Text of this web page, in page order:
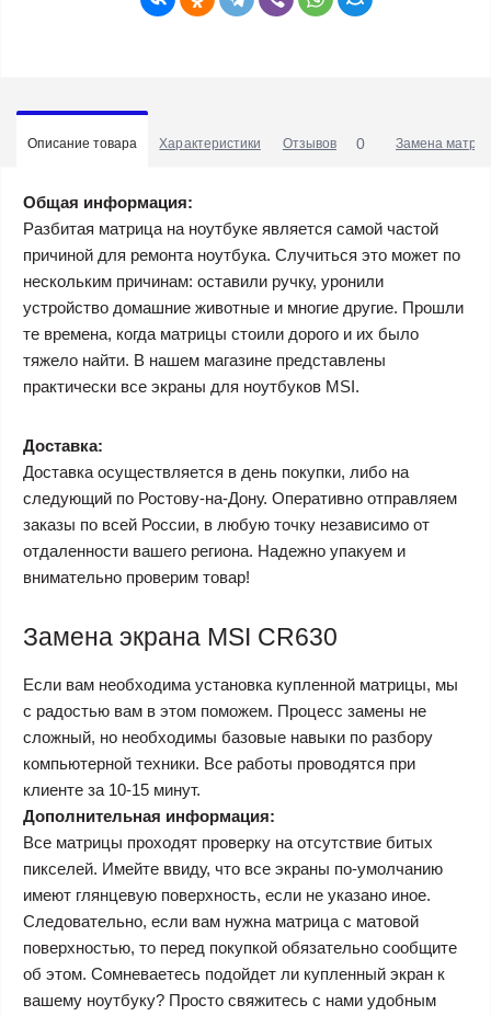
Описание товара Характеристики Отзывов 0 Замена
Общая информация:
Разбитая матрица на ноутбуке является самой частой
причиной для ремонта ноутбука. Случиться это может по
нескольким причинам: оставили ручку, уронили
устройство домашние животные и многие другие. Прошли
те времена, когда матрицы стоили дорого и их было
тяжело найти. В нашем магазине представлены
практически все экраны для ноутбуков MSI.
Доставка:
Доставка осуществляется в день покупки, либо на
следующий по Ростову-на-Дону. Оперативно отправляем
заказы по всей России, в любую точку независимо от
отдаленности вашего региона. Надежно упакуем и
внимательно проверим товар!
Замена экрана MSI CR630
Если вам необходима установка купленной матрицы, мы
с радостью вам в этом поможем. Процесс замены не
сложный, но необходимы базовые навыки по разбору
компьютерной техники. Все работы проводятся при
клиенте за 10-15 минут.
Дополнительная информация:
Все матрицы проходят проверку на отсутствие битых
пикселей. Имейте ввиду, что все экраны по-умолчанию
имеют глянцевую поверхность, если не указано иное.
Следовательно, если вам нужна матрица с матовой
поверхностью, то перед покупкой обязательно сообщите
об этом. Сомневаетесь подойдет ли купленный экран к
вашему ноутбуку? Просто свяжитесь с нами удобным